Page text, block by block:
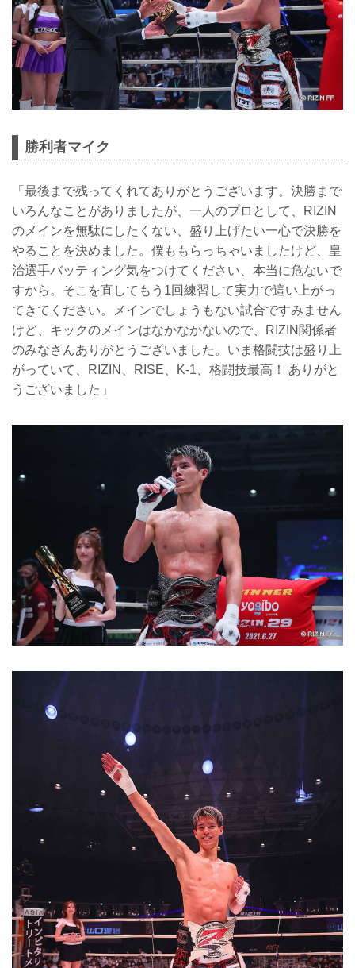
勝利者マイク
「最後まで残ってくれてありがとうございます。決勝まで
いろんなことがありましたが、一人のプロとして、RIZIN
のメインを無駄にしたくない、盛り上げたい一心で決勝を
やることを決めました。僕ももらっちゃいましたけど、皇
治選手バッティング気をつけてください、本当に危ないで
すから。そこを直してもう1回練習して実力で這い上がっ
てきてください。メインでしょうもない試合ですみません
けど、キックのメインはなかなかないので、RIZIN関係者
のみなさんありがとうございました。いま格闘技は盛り上
がっていて、RIZIN、RISE、K-1、格闘技最高！ ありがと
うございました」